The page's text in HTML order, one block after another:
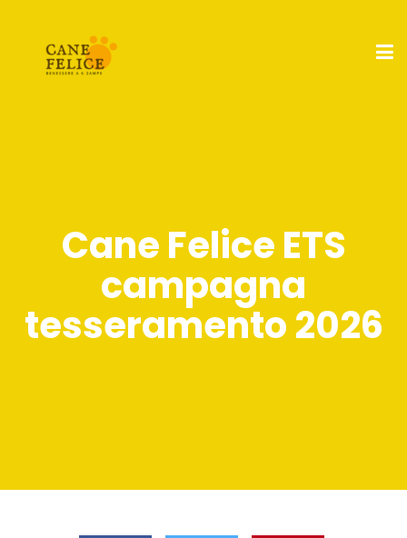
Cane Felice ETS
campagna
tesseramento 2026